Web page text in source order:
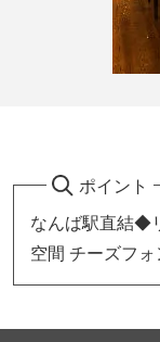
ポイント
なんば駅直結◆
空間 チーズフ